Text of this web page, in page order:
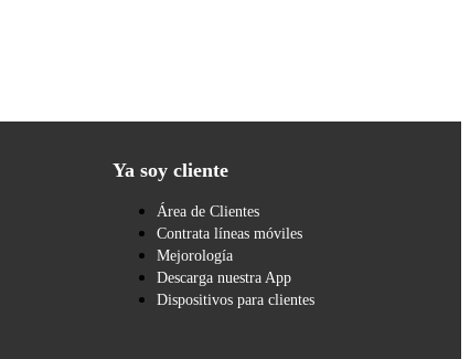
Ya soy cliente
Área de Clientes
Contrata líneas móviles
Mejorología
Descarga nuestra App
Dispositivos para clientes